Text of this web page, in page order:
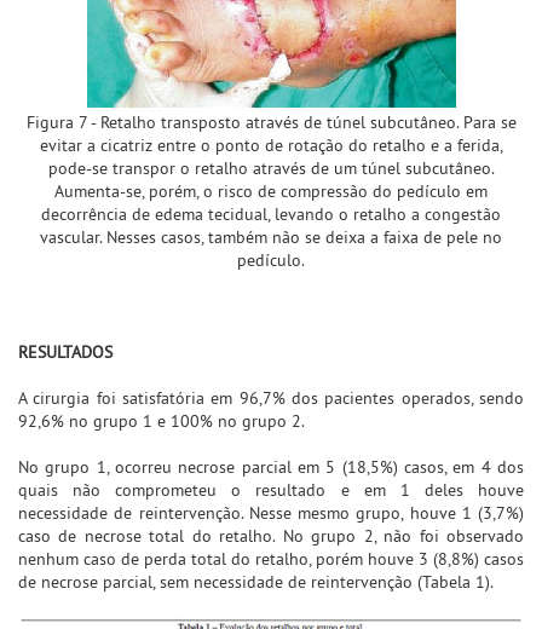
Figura 7 - Retalho transposto através de túnel subcutâneo. Para se
evitar a cicatriz entre o ponto de rotação do retalho e a ferida,
pode-se transpor o retalho através de um túnel subcutâneo.
Aumenta-se, porém, o risco de compressão do pedículo em
decorrência de edema tecidual, levando o retalho a congestão
vascular. Nesses casos, também não se deixa a faixa de pele no
pedículo.
RESULTADOS
A cirurgia foi satisfatória em 96,7% dos pacientes operados, sendo
92,6% no grupo 1 e 100% no grupo 2.
No grupo 1, ocorreu necrose parcial em 5 (18,5%) casos, em 4 dos
quais não comprometeu o resultado e em 1 deles houve
necessidade de reintervenção. Nesse mesmo grupo, houve 1 (3,7%)
caso de necrose total do retalho. No grupo 2, não foi observado
nenhum caso de perda total do retalho, porém houve 3 (8,8%) casos
de necrose parcial, sem necessidade de reintervenção (Tabela 1).